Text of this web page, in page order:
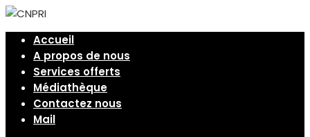
Accueil
A propos de nous
Services offerts
Médiathèque
Contactez nous
Mail